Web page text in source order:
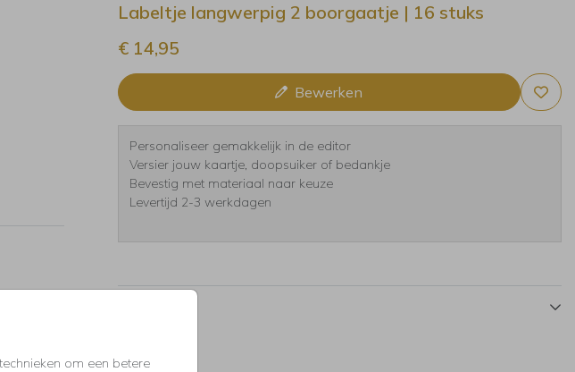
om een betere
Labeltje langwerpig 2 boorgaatje | 16 stuks
€ 14,95
Bewerken
Personaliseer gemakkelijk in de editor
Versier jouw kaartje, doopsuiker of bedankje
Bevestig met materiaal naar keuze
Levertijd 2-3 werkdagen